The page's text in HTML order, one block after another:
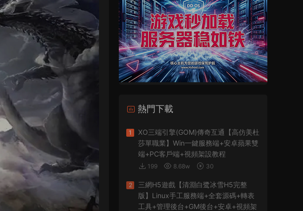
熱門下載
1
XO三端引擎(GOM)傳奇互通【高仿美杜
莎單職業】Win一鍵服務端+安卓蘋果雙
端+PC客戶端+視頻架設教程
199 8.68w 30
2
三網H5遊戲【清淵白鹭冰雪H5完整
版】Linux手工服務端+全套源碼+轉表
工具+管理後台+GM後台+安卓+視頻架